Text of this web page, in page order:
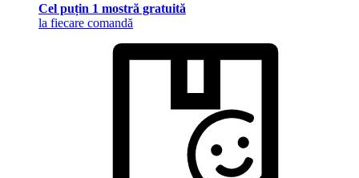
Cel puțin 1 mostră gratuită
la fiecare comandă